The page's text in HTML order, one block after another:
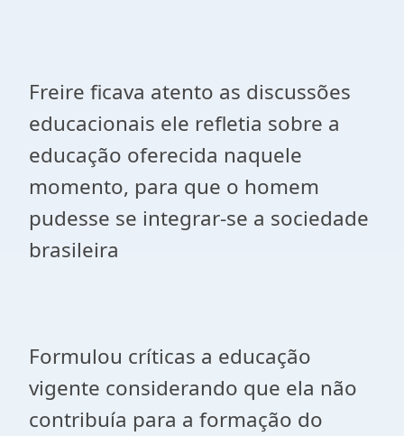
Freire ficava atento as discussões
educacionais ele refletia sobre a
educação oferecida naquele
momento, para que o homem
pudesse se integrar-se a sociedade
brasileira
Formulou críticas a educação
vigente considerando que ela não
contribuía para a formação do